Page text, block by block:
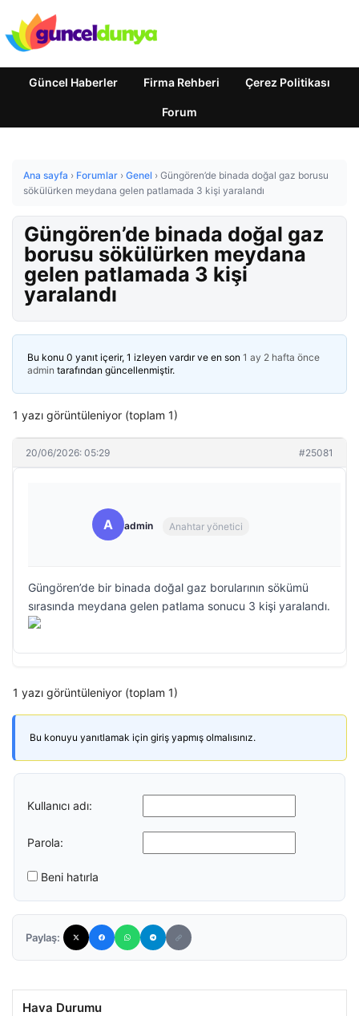
Güncel Haberler Firma Rehberi Çerez Politikası
Forum
Ana sayfa › Forumlar › Genel › Güngören’de binada doğal gaz borusu
sökülürken meydana gelen patlamada 3 kişi yaralandı
Güngören’de binada doğal gaz
borusu sökülürken meydana
gelen patlamada 3 kişi
yaralandı
Bu konu 0 yanıt içerir, 1 izleyen vardır ve en son 1 ay 2 hafta önce
admin tarafından güncellenmiştir.
1 yazı görüntüleniyor (toplam 1)
20/06/2026: 05:29 #25081
A admin Anahtar yönetici
Güngören’de bir binada doğal gaz borularının sökümü
sırasında meydana gelen patlama sonucu 3 kişi yaralandı.
1 yazı görüntüleniyor (toplam 1)
Bu konuyu yanıtlamak için giriş yapmış olmalısınız.
Kullanıcı adı:
Parola:
Beni hatırla
Paylaş:
Hava Durumu